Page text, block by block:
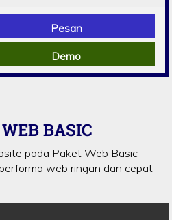
Pesan
Demo
BASIC
pada Paket Web Basic
web ringan dan cepat